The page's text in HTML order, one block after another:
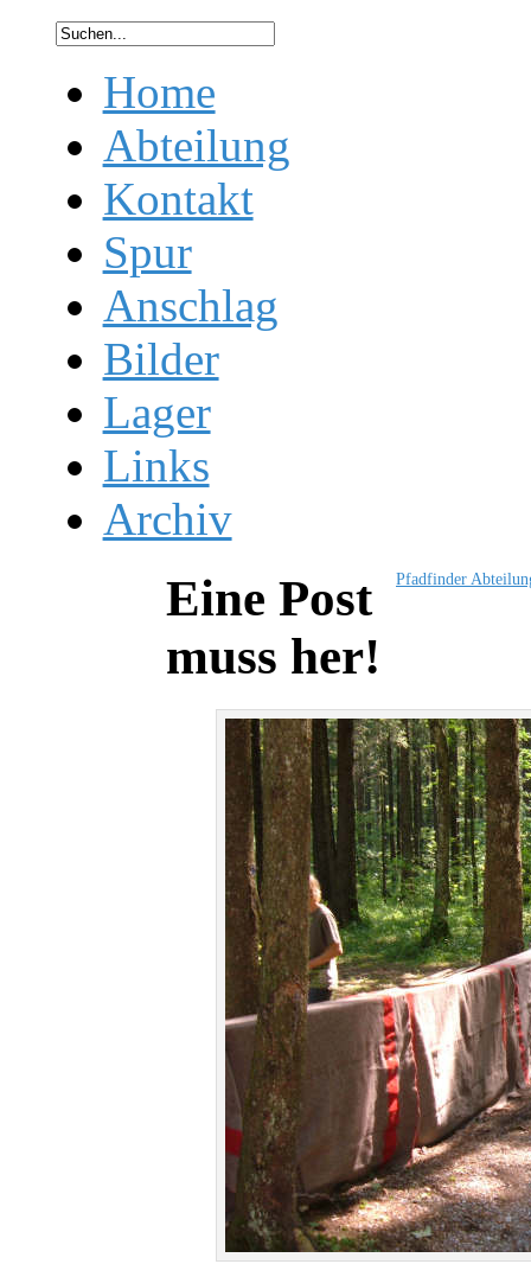
Home
Abteilung
Kontakt
Spur
Anschlag
Bilder
Lager
Links
Archiv
Pfadfinder
Eine Post
muss her!